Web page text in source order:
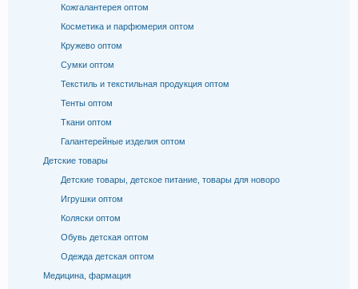
Кожгалантерея оптом
Косметика и парфюмерия оптом
Кружево оптом
Сумки оптом
Текстиль и текстильная продукция оптом
Тенты оптом
Ткани оптом
Галантерейные изделия оптом
Детские товары
Детские товары, детское питание, товары для новоро
Игрушки оптом
Коляски оптом
Обувь детская оптом
Одежда детская оптом
Медицина, фармация